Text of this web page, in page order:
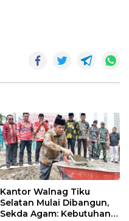
Kantor Walnag Tiku
Selatan Mulai Dibangun,
Sekda Agam: Kebutuhan